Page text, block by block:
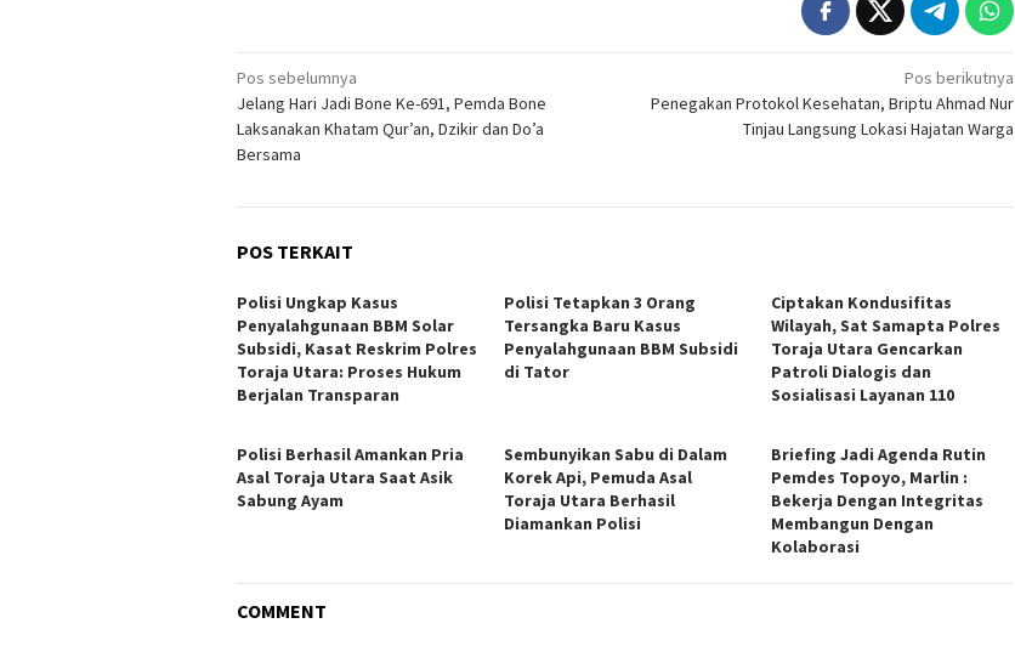
Navigasi
pos
Pos sebelumnya
Jelang Hari Jadi Bone Ke-691, Pemda Bone
Laksanakan Khatam Qur’an, Dzikir dan Do’a
Bersama
Pos berikutnya
Penegakan Protokol Kesehatan, Briptu Ahmad Nur
Tinjau Langsung Lokasi Hajatan Warga
POS TERKAIT
Polisi Ungkap Kasus
Penyalahgunaan BBM Solar
Subsidi, Kasat Reskrim Polres
Toraja Utara: Proses Hukum
Berjalan Transparan
Polisi Tetapkan 3 Orang
Tersangka Baru Kasus
Penyalahgunaan BBM Subsidi
di Tator
Ciptakan Kondusifitas
Wilayah, Sat Samapta Polres
Toraja Utara Gencarkan
Patroli Dialogis dan
Sosialisasi Layanan 110
Polisi Berhasil Amankan Pria
Asal Toraja Utara Saat Asik
Sabung Ayam
Sembunyikan Sabu di Dalam
Korek Api, Pemuda Asal
Toraja Utara Berhasil
Diamankan Polisi
Briefing Jadi Agenda Rutin
Pemdes Topoyo, Marlin :
Bekerja Dengan Integritas
Membangun Dengan
Kolaborasi
COMMENT